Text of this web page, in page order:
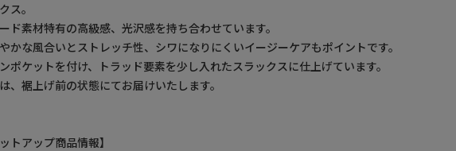
ス。
ド素材特有の高級感、光沢感を持ち合わせています。
かな風合いとストレッチ性、シワになりにくいイージーケアもポイントです。
ポケットを付け、トラッド要素を少し入れたスラックスに仕上げています。
、裾上げ前の状態にてお届けいたします。
ットアップ商品情報】